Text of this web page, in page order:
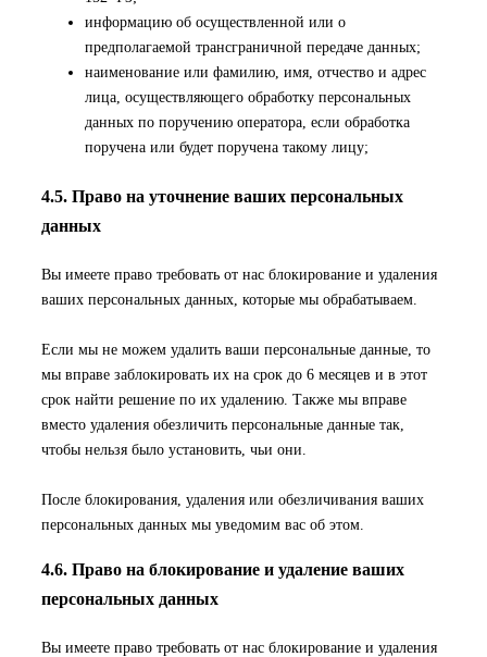
информацию об осуществленной или о
предполагаемой трансграничной передаче данных;
наименование или фамилию, имя, отчество и адрес
лица, осуществляющего обработку персональных
данных по поручению оператора, если обработка
поручена или будет поручена такому лицу;
4.5. Право на уточнение ваших персональных
данных
Вы имеете право требовать от нас блокирование и удаления
ваших персональных данных, которые мы обрабатываем.
Если мы не можем удалить ваши персональные данные, то
мы вправе заблокировать их на срок до 6 месяцев и в этот
срок найти решение по их удалению. Также мы вправе
вместо удаления обезличить персональные данные так,
чтобы нельзя было установить, чьи они.
После блокирования, удаления или обезличивания ваших
персональных данных мы уведомим вас об этом.
4.6. Право на блокирование и удаление ваших
персональных данных
Вы имеете право требовать от нас блокирование и удаления